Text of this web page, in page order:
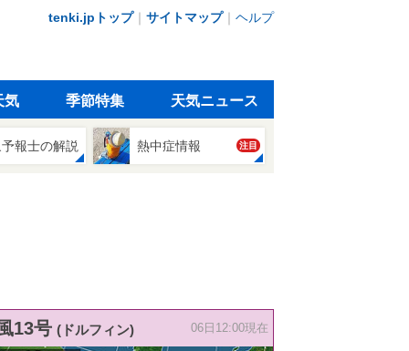
tenki.jpトップ｜ サイトマップ｜ ヘルプ
気 季節特集 天気ニュース
報士の解説 熱中症情報 注目
13号 (ドルフィン) 06日12:00現在